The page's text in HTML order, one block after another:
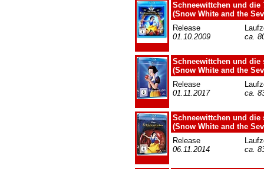
Schneewittchen und die
(Snow White and the
Release
01.10.2009
ca.
Schneewittchen und die
(Snow White and the
Release
01.11.2017
ca.
Schneewittchen und die
(Snow White and the
Release
06.11.2014
ca.